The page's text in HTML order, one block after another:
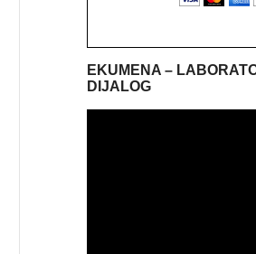
EKUMENA –
DIJALOG